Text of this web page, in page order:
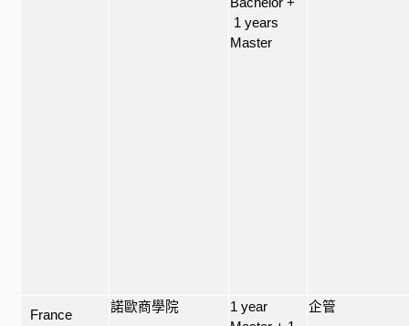
Bachelor +
1 years
Master
France
諾歐商學院
1 year
企管